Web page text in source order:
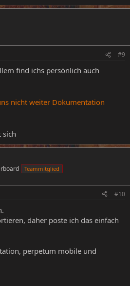
#9
find ichs persönlich auch
nicht weiter Dokumentation
sich
Teammitglied
#10
daher poste ich das einfach
perpetum mobile und